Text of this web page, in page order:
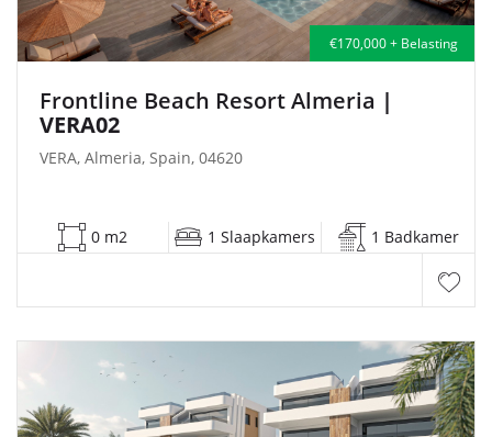
€170,000 + Belasting
Frontline Beach Resort Almeria |
VERA02
VERA, Almeria, Spain, 04620
0 m2 1 Slaapkamers 1 Badkamer